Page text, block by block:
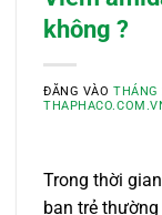
không ?
ĐĂNG VÀOTHÁNG
Trong thời
bạn trẻ